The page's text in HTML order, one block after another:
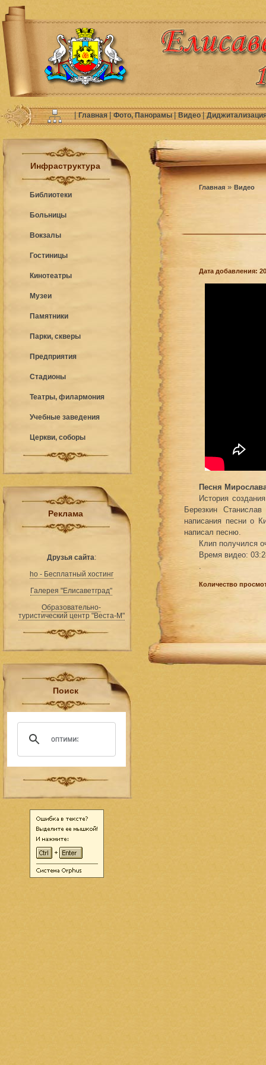
|Главная|Фото, Панорамы|Видео|
Инфраструктура
Библиотеки
Больницы
Вокзалы
Гостиницы
Кинотеатры
Музеи
Памятники
Парки, скверы
Предприятия
Стадионы
Театры, филармония
Учебные заведения
Церкви, соборы
Реклама
Друзья сайта:
ho - Бесплатный хостинг
Галерея "Елисаветград"
Образовательно-
туристический центр "Веста-М"
Поиск
Главная » Видео
Дата добавления:
Песня
История
Березкин
написания песни о
написал песню.
Клип получился
Время видео:
.
Количество